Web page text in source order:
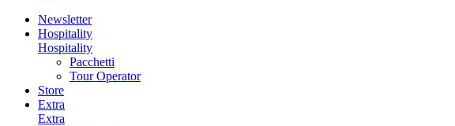
Newsletter
Hospitality
Hospitality
Pacchetti
Tour Operator
Store
Extra
Extra